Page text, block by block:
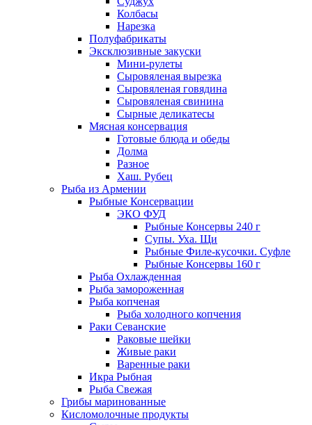
Колбасы
Нарезка
Полуфабрикаты
Эксклюзивные закуски
Мини-рулеты
Сыровяленая вырезка
Сыровяленая говядина
Сыровяленая свинина
Сырные деликатесы
Мясная консервация
Готовые блюда и обеды
Долма
Разное
Хаш. Рубец
Рыба из Армении
Рыбные Консервации
ЭКО ФУД
Рыбные Консервы 240 г
Супы. Уха. Щи
Рыбные Филе-кусочки. Суфле
Рыбные Консервы 160 г
Рыба Охлажденная
Рыба замороженная
Рыба копченая
Рыба холодного копчения
Раки Севанские
Раковые шейки
Живые раки
Варенные раки
Икра Рыбная
Рыба Свежая
Грибы маринованные
Кисломолочные продукты